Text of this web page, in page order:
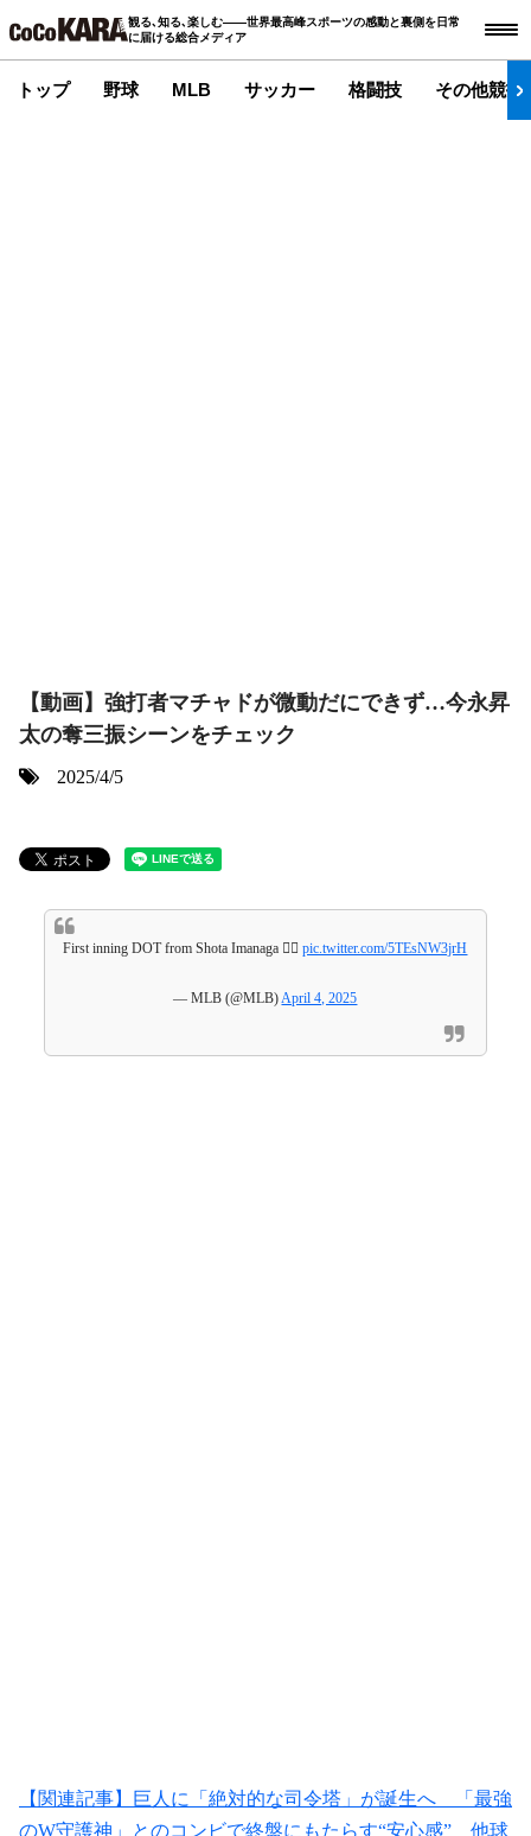
観る､知る､楽しむ――世界最高峰スポーツの感動と裏側を日常
に届ける総合メディア
トップ 野球 MLB サッカー 格闘技 その他競技
【動画】強打者マチャドが微動だにできず…今永昇
太の奪三振シーンをチェック
2025/4/5
First inning DOT from Shota Imanaga 😮‍💨pic.twitter.com/5TEsNW3jrH
— MLB (@MLB)April 4, 2025
【関連記事】巨人に「絶対的な司令塔」が誕生へ 「最強
のW守護神」とのコンビで終盤にもたらす“安心感” 他球